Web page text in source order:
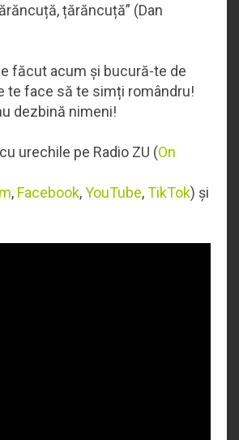
țărăncuță” (Dan
făcut acum și bucură-te de
te face să te simți romândru!
dezbină nimeni!
urechile pe Radio ZU (On
, Facebook,YouTube,TikTok) și